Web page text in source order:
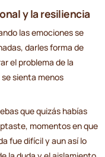
y la resiliencia
las emociones se
darles forma de
el problema de la
sienta menos
que quizás habías
momentos en que
fue difícil y aun así lo